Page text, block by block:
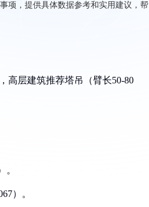
项，提供具体数据参考和实用建议，帮
高层建筑推荐塔吊（臂长50-80
。
）。